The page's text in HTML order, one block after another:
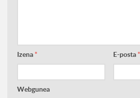
Izena* E-posta*
Webgunea